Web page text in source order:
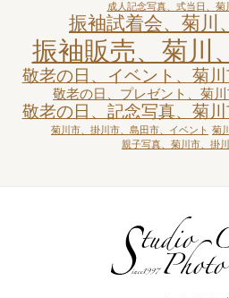
成人記念写真、式当日、菊
振袖試着会、菊川
振袖販売、菊川
敬老の日、イベント、菊
敬老の日、プレゼント、菊
敬老の日、記念写真、菊
菊川市、掛川市、島田市、イベント 菊
親子写真、菊川市、掛